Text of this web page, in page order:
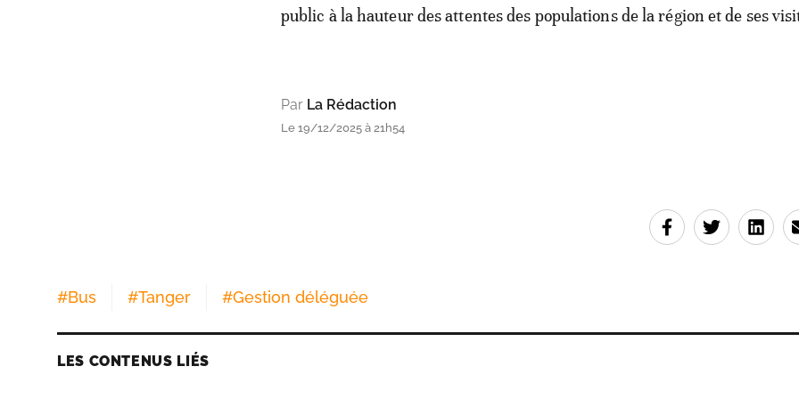
public à la hauteur des attentes des populations de la région et de ses
Par La Rédaction
Le 19/12/2025 à 21h54
#Bus #Tanger #Gestion déléguée
LES CONTENUS LIÉS